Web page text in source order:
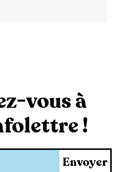
vous à
!
Envoyer